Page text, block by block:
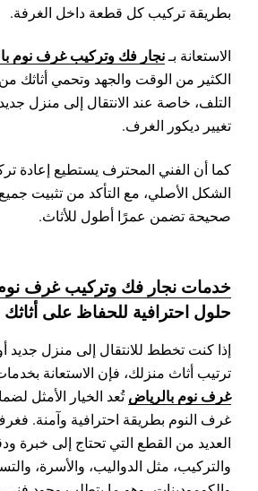
بطريقة تركيب كل قطعة داخل الغرفة.
الاستعانة بـنجار فك وتركيب غرف نوم
الكثير من الوقت والجهد وتحمي أثاثك
التلف، خاصة عند الانتقال إلى منزل
تغيير ديكور الغرف.
كما أن الفني المحترف يستطيع إعادة
الشكل الأصلي، مع التأكد من تثبيت
صحيحة تضمن عمرًا أطول للأثاث.
خدمات نجار فك وتركيب غرف
حلول احترافية للحفاظ على
إذا كنت تخطط للانتقال إلى منزل جديد
ترتيب أثاث منزلك، فإن الاستعانة
غرف نوم بالرياضتُعد الخيار الأمثل
غرف النوم بطريقة احترافية وآمنة.
العديد من القطع التي تحتاج إلى خبرة
والتركيب، مثل الدواليب، والأسرة،